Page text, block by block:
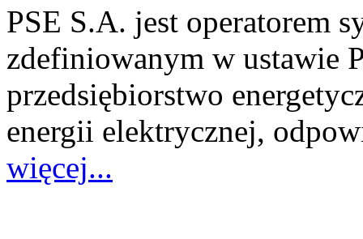
PSE S.A. jest operatorem
zdefiniowanym w ustawie
przedsiębiorstwo
energii elektrycznej,
więcej...